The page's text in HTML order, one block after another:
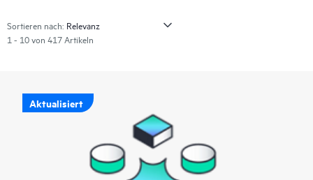
Sortieren nach:
1 - 10 von 417 Artikeln
Aktualisiert